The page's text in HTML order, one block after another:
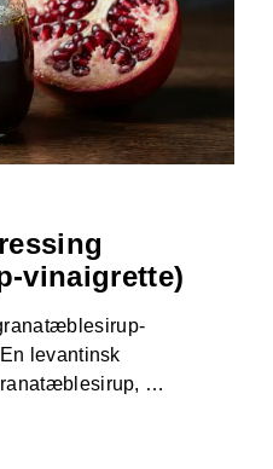
vinaigrette)
levantinsk
…